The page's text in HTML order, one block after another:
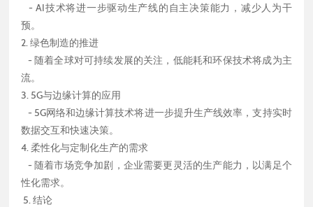
- AI技术将进一步驱动生产线的自主决策能力，减少人为干
预。
2. 绿色制造的推进
- 随着全球对可持续发展的关注，低能耗和环保技术将成为主
流。
3. 5G与边缘计算的应用
- 5G网络和边缘计算技术将进一步提升生产线效率，支持实时
数据交互和快速决策。
4. 柔性化与定制化生产的需求
- 随着市场竞争加剧，企业需要更灵活的生产能力，以满足个
性化需求。
5. 结论